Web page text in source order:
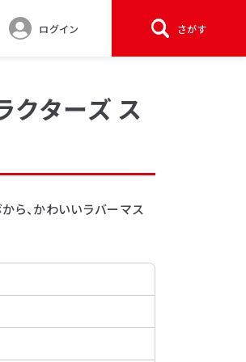
ログイン さがす
クターズ ス
ら、かわいいラバーマス